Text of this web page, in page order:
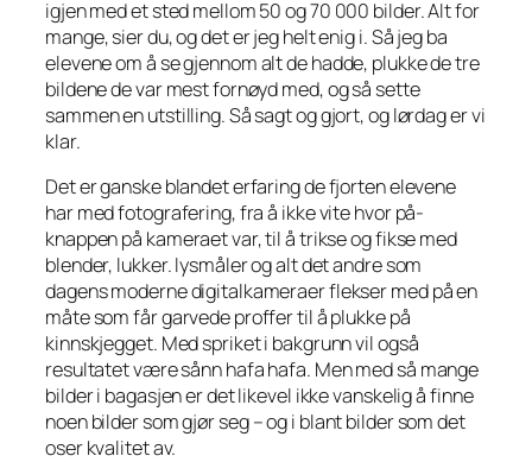
igjen med et sted mellom 50 og 70 000 bilder. Alt for
mange, sier du, og det er jeg helt enig i. Så jeg ba
elevene om å se gjennom alt de hadde, plukke de tre
bildene de var mest fornøyd med, og så sette
sammen en utstilling. Så sagt og gjort, og lørdag er vi
klar.
Det er ganske blandet erfaring de fjorten elevene
har med fotografering, fra å ikke vite hvor på-
knappen på kameraet var, til å trikse og fikse med
blender, lukker. lysmåler og alt det andre som
dagens moderne digitalkameraer flekser med på en
måte som får garvede proffer til å plukke på
kinnskjegget. Med spriket i bakgrunn vil også
resultatet være sånn hafa hafa. Men med så mange
bilder i bagasjen er det likevel ikke vanskelig å finne
noenbilder som gjør seg – og i blant bilder som det
oserkvalitet av.